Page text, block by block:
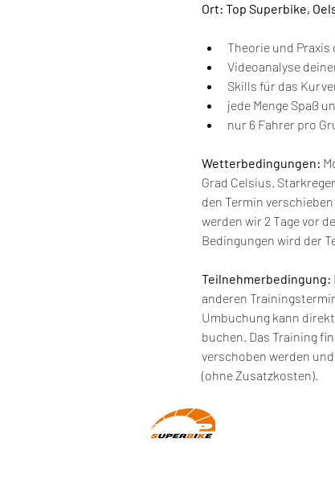
Ort: Top Superbike,
Theorie und
Videoanalyse
Skills für das
jede Menge Spaß
nur 6 Fahrer pro
Wetterbedingungen:
Grad Celsius.
den Termin
werden wir 2 Tage vor
Bedingungen wird der
Teilnehmerbedingung:
anderen
Umbuchung kann
buchen. Das Training
verschoben werden
(ohne Zusatzkosten).